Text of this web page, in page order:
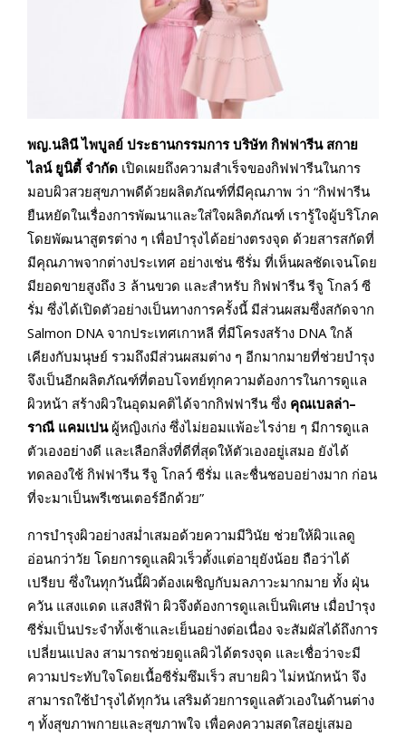
พญ.นลินี ไพบูลย์ ประธานกรรมการ บริษัท กิฟฟารีน สกาย
ไลน์ ยูนิตี้ จำกัด เปิดเผยถึงความสำเร็จของกิฟฟารีนในการ
มอบผิวสวยสุขภาพดีด้วยผลิตภัณฑ์ที่มีคุณภาพ ว่า “กิฟฟารีน
ยืนหยัดในเรื่องการพัฒนาและใส่ใจผลิตภัณฑ์ เรารู้ใจผู้บริโภค
โดยพัฒนาสูตรต่าง ๆ เพื่อบำรุงได้อย่างตรงจุด ด้วยสารสกัดที่
มีคุณภาพจากต่างประเทศ อย่างเช่น ซีรั่ม ที่เห็นผลชัดเจนโดย
มียอดขายสูงถึง 3 ล้านขวด และสำหรับ กิฟฟารีน รีจู โกลว์ ซี
รั่ม ซึ่งได้เปิดตัวอย่างเป็นทางการครั้งนี้ มีส่วนผสมซึ่งสกัดจาก
Salmon DNA จากประเทศเกาหลี ที่มีโครงสร้าง DNA ใกล้
เคียงกับมนุษย์ รวมถึงมีส่วนผสมต่าง ๆ อีกมากมายที่ช่วยบำรุง
จึงเป็นอีกผลิตภัณฑ์ที่ตอบโจทย์ทุกความต้องการในการดูแล
ผิวหน้า สร้างผิวในอุดมคติได้จากกิฟฟารีน ซึ่ง คุณเบลล่า–
ราณี แคมเปนผู้หญิงเก่ง ซึ่งไม่ยอมแพ้อะไรง่าย ๆ มีการดูแล
ตัวเองอย่างดี และเลือกสิ่งที่ดีที่สุดให้ตัวเองอยู่เสมอ ยังได้
ทดลองใช้ กิฟฟารีน รีจู โกลว์ ซีรั่ม และชื่นชอบอย่างมาก ก่อน
ที่จะมาเป็นพรีเซนเตอร์อีกด้วย”
การบำรุงผิวอย่างสม่ำเสมอด้วยความมีวินัย ช่วยให้ผิวแลดู
อ่อนกว่าวัย โดยการดูแลผิวเร็วตั้งแต่อายุยังน้อย ถือว่าได้
เปรียบ ซึ่งในทุกวันนี้ผิวต้องเผชิญกับมลภาวะมากมาย ทั้ง ฝุ่น
ควัน แสงแดด แสงสีฟ้า ผิวจึงต้องการดูแลเป็นพิเศษ เมื่อบำรุง
ซีรั่มเป็นประจำทั้งเช้าและเย็นอย่างต่อเนื่อง จะสัมผัสได้ถึงการ
เปลี่ยนแปลง สามารถช่วยดูแลผิวได้ตรงจุด และเชื่อว่าจะมี
ความประทับใจโดยเนื้อซีรั่มซึมเร็ว สบายผิว ไม่หนักหน้า จึง
สามารถใช้บำรุงได้ทุกวัน เสริมด้วยการดูแลตัวเองในด้านต่าง
ๆ ทั้งสุขภาพกายและสุขภาพใจ เพื่อคงความสดใสอยู่เสมอ